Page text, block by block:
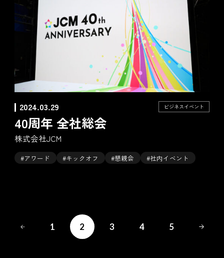
2024.03.29 ビジネスイベント
40周年 全社総会
株式会社JCM
#アワード #キックオフ #懇親会 #社内イベント
1 2 3 4 5